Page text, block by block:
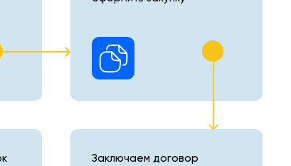
Заключаем договор